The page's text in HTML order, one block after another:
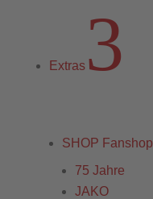
Extras3
SHOP Fanshop
75 Jahre
JAKO